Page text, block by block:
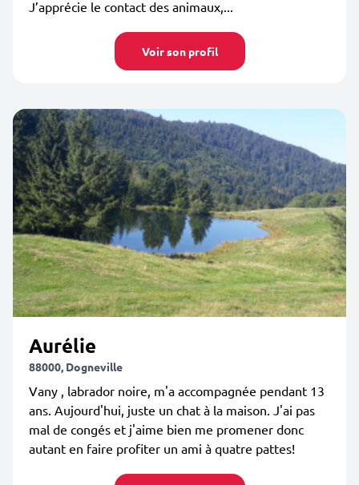
J’apprécie le contact des animaux,...
Voir son profil
Aurélie
88000, Dogneville
Vany , labrador noire, m'a accompagnée pendant 13
ans. Aujourd'hui, juste un chat à la maison. J'ai pas
mal de congés et j'aime bien me promener donc
autant en faire profiter un ami à quatre pattes!